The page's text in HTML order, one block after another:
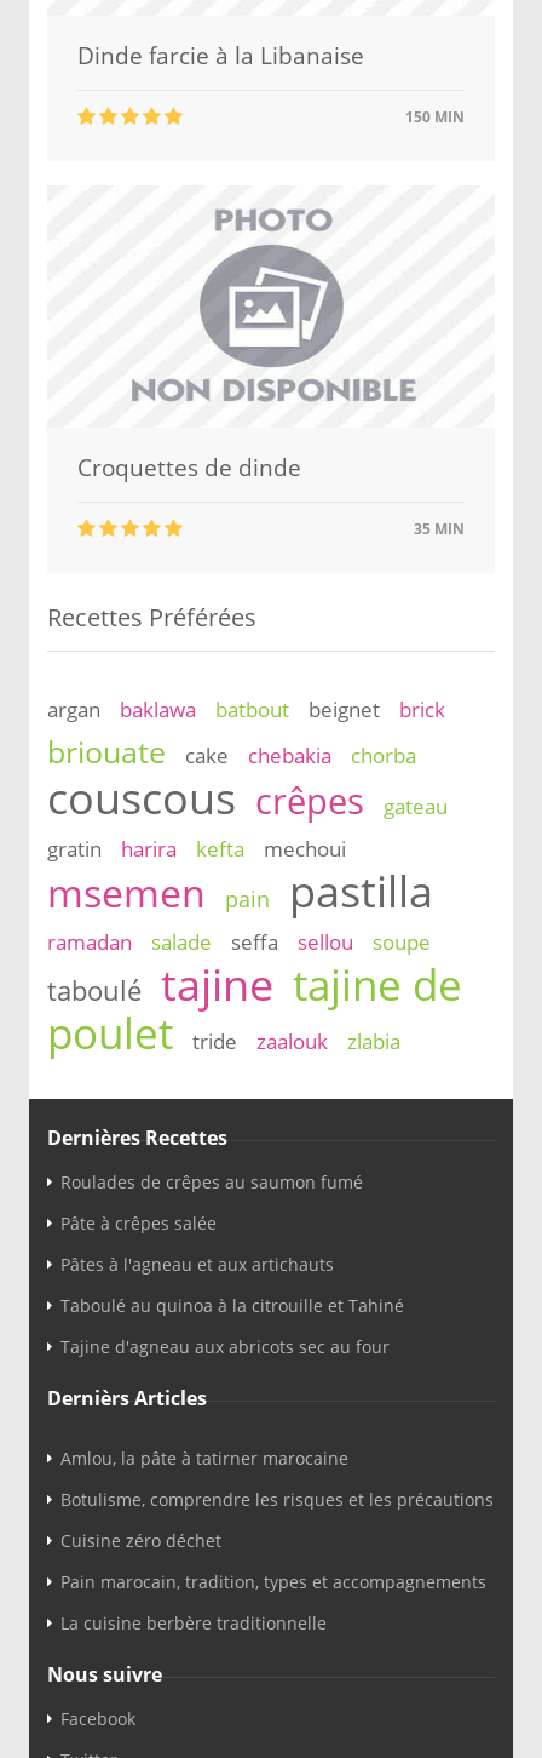
Dinde farcie à la Libanaise
150 MIN
Croquettes de dinde
35 MIN
Recettes Préférées
argan baklawa batbout beignet brick
briouate cake chebakia chorba
couscous crêpes
gateau
gratin
harira kefta mechoui
msemen pain pastilla
ramadan salade seffa sellou soupe
taboulé tajine tajine de
poulet
tride zaalouk zlabia
Dernières Recettes
Roulades de crêpes au saumon fumé
Pâte à crêpes salée
Pâtes à l'agneau et aux artichauts
Taboulé au quinoa à la citrouille et Tahiné
Tajine d'agneau aux abricots sec au four
Dernièrs Articles
Amlou, la pâte à tatirner marocaine
Botulisme, comprendre les risques et les précautions
Cuisine zéro déchet
Pain marocain, tradition, types et accompagnements
La cuisine berbère traditionnelle
Nous suivre
Facebook